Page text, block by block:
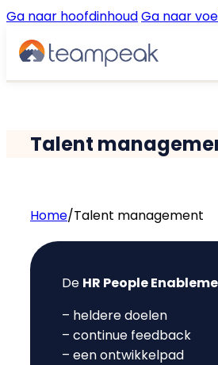
Ga naar hoofdinhoudGa naar
Platform
360° Feedback
Pulse Surveys
Resources
Klantverhalen
Talent
Home/Talent management
De HR People
– heldere doelen
– continue feedback
– een ontwikkelpad